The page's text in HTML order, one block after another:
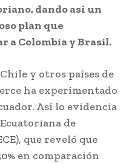
dando así un
plan que
a Colombia y Brasil.
y otros países de
ha experimentado
Así lo evidencia
de
que reveló que
en comparación